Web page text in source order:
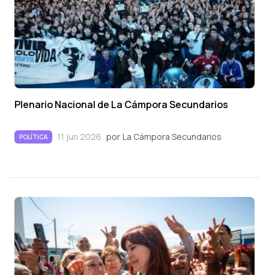
Plenario Nacional de La Cámpora Secundarios
POLÍTICA 11 jun 2026 por La Cámpora Secundarios